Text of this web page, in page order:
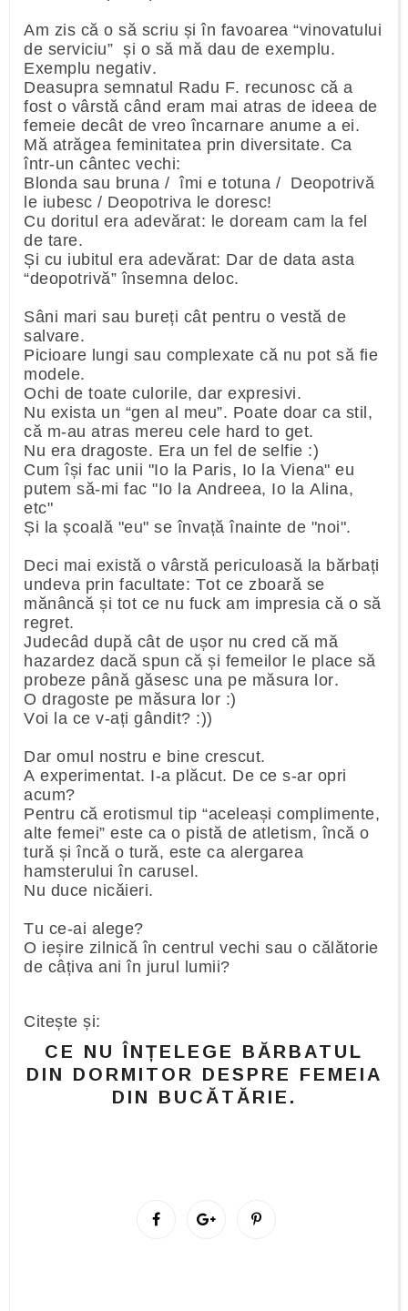
Am zis că o să scriu și în favoarea “vinovatului
de serviciu” și o să mă dau de exemplu.
Exemplu negativ.
Deasupra semnatul Radu F. recunosc că a
fost o vârstă când eram mai atras de ideea de
femeie decât de vreo încarnare anume a ei.
Mă atrăgea feminitatea prin diversitate. Ca
într-un cântec vechi:
Blonda sau bruna / îmi e totuna / Deopotrivă
le iubesc / Deopotriva le doresc!
Cu doritul era adevărat: le doream cam la fel
de tare.
Și cu iubitul era adevărat: Dar de data asta
“deopotrivă” însemna deloc.
Sâni mari sau bureți cât pentru o vestă de
salvare.
Picioare lungi sau complexate că nu pot să fie
modele.
Ochi de toate culorile, dar expresivi.
Nu exista un “gen al meu”. Poate doar ca stil,
că m-au atras mereu cele hard to get.
Nu era dragoste. Era un fel de selfie :)
Cum își fac unii "Io la Paris, Io la Viena" eu
putem să-mi fac "Io la Andreea, Io la Alina,
etc"
Și la școală "eu" se învață înainte de "noi".
Deci mai există o vârstă periculoasă la bărbați
undeva prin facultate: Tot ce zboară se
mănâncă și tot ce nu fuck am impresia că o să
regret.
Judecâd după cât de ușor nu cred că mă
hazardez dacă spun că și femeilor le place să
probeze până găsesc una pe măsura lor.
O dragoste pe măsura lor :)
Voi la ce v-ați gândit? :))
Dar omul nostru e bine crescut.
A experimentat. I-a plăcut. De ce s-ar opri
acum?
Pentru că erotismul tip “aceleași complimente,
alte femei” este ca o pistă de atletism, încă o
tură și încă o tură, este ca alergarea
hamsterului în carusel.
Nu duce nicăieri.
Tu ce-ai alege?
O ieșire zilnică în centrul vechi sau o călătorie
de câțiva ani în jurul lumii?
Citește și:
CE NU ÎNȚELEGE BĂRBATUL
DIN DORMITOR DESPRE FEMEIA
DIN BUCĂTĂRIE.